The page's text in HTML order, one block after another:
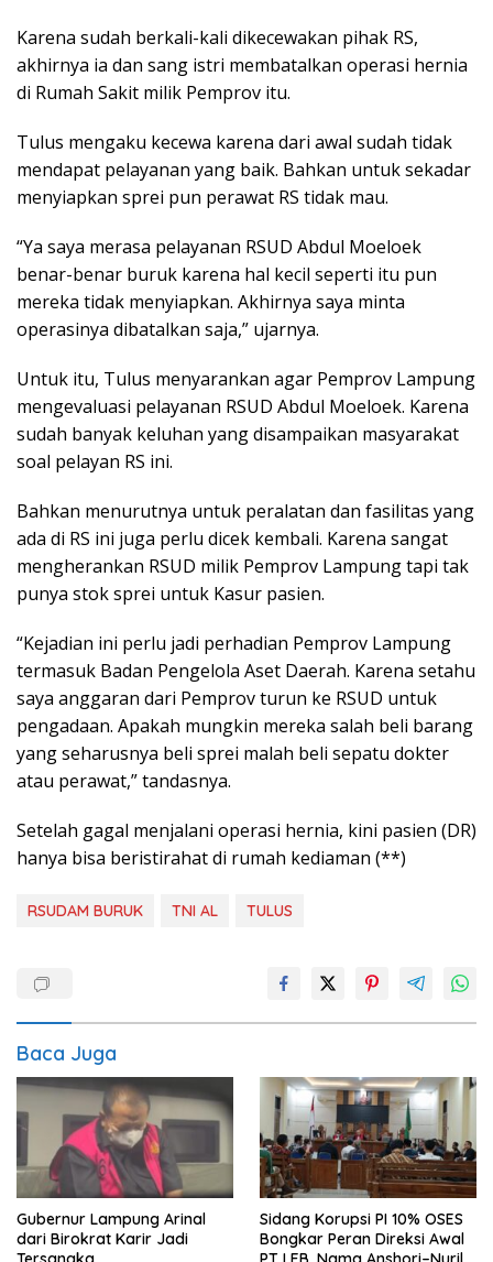
Karena sudah berkali-kali dikecewakan pihak RS,
akhirnya ia dan sang istri membatalkan operasi hernia
di Rumah Sakit milik Pemprov itu.
Tulus mengaku kecewa karena dari awal sudah tidak
mendapat pelayanan yang baik. Bahkan untuk sekadar
menyiapkan sprei pun perawat RS tidak mau.
“Ya saya merasa pelayanan RSUD Abdul Moeloek
benar-benar buruk karena hal kecil seperti itu pun
mereka tidak menyiapkan. Akhirnya saya minta
operasinya dibatalkan saja,” ujarnya.
Untuk itu, Tulus menyarankan agar Pemprov Lampung
mengevaluasi pelayanan RSUD Abdul Moeloek. Karena
sudah banyak keluhan yang disampaikan masyarakat
soal pelayan RS ini.
Bahkan menurutnya untuk peralatan dan fasilitas yang
ada di RS ini juga perlu dicek kembali. Karena sangat
mengherankan RSUD milik Pemprov Lampung tapi tak
punya stok sprei untuk Kasur pasien.
“Kejadian ini perlu jadi perhadian Pemprov Lampung
termasuk Badan Pengelola Aset Daerah. Karena setahu
saya anggaran dari Pemprov turun ke RSUD untuk
pengadaan. Apakah mungkin mereka salah beli barang
yang seharusnya beli sprei malah beli sepatu dokter
atau perawat,” tandasnya.
Setelah gagal menjalani operasi hernia, kini pasien (DR)
hanya bisa beristirahat di rumah kediaman (**)
RSUDAM BURUK TNI AL TULUS
Baca Juga
Gubernur Lampung Arinal
dari Birokrat Karir Jadi
Sidang Korupsi PI 10% OSES
Bongkar Peran Direksi Awal